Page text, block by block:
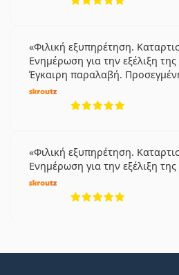
Φιλική εξυπηρέτηση.
Ενημέρωση για την εξέλιξη
Έγκαιρη παραλαβή.
Φιλική εξυπηρέτηση.
Ενημέρωση για την εξέλιξη